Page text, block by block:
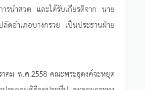
ารนำสวด และได้รับเกียรติจาก นาย
อำเภอบางกรวย เป็นประธานฝ่าย
คม พ.ศ.2558 คณะพระธุดงค์จะหยุด